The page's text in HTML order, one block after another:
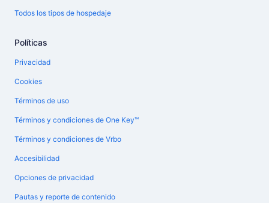
Todos los tipos de hospedaje
Políticas
Privacidad
Cookies
Términos de uso
Términos y condiciones de One Key™
Términos y condiciones de Vrbo
Accesibilidad
Opciones de privacidad
Pautas y reporte de contenido